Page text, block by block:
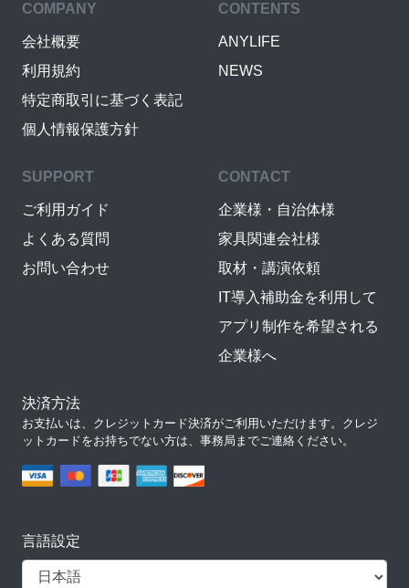
COMPANY
会社概要
利用規約
特定商取引に基づく表記
個人情報保護方針
CONTENTS
ANYLIFE
NEWS
SUPPORT
ご利用ガイド
よくある質問
お問い合わせ
CONTACT
企業様・自治体様
家具関連会社様
取材・講演依頼
IT導入補助金を利用して
アプリ制作を希望される
企業様へ
決済方法
お支払いは、クレジットカード決済がご利用いただけます。クレジ
ットカードをお持ちでない方は、事務局までご連絡ください。
言語設定